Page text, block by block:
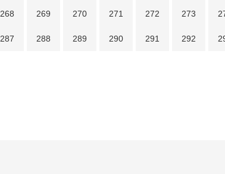
268 269 270 271 272 273
287 288 289 290 291 292